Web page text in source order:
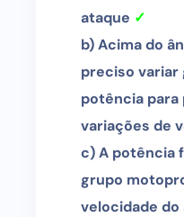
ataque ✓
b) Acima do
preciso variar
potência para
variações de
c) A potência
grupo
velocidade do